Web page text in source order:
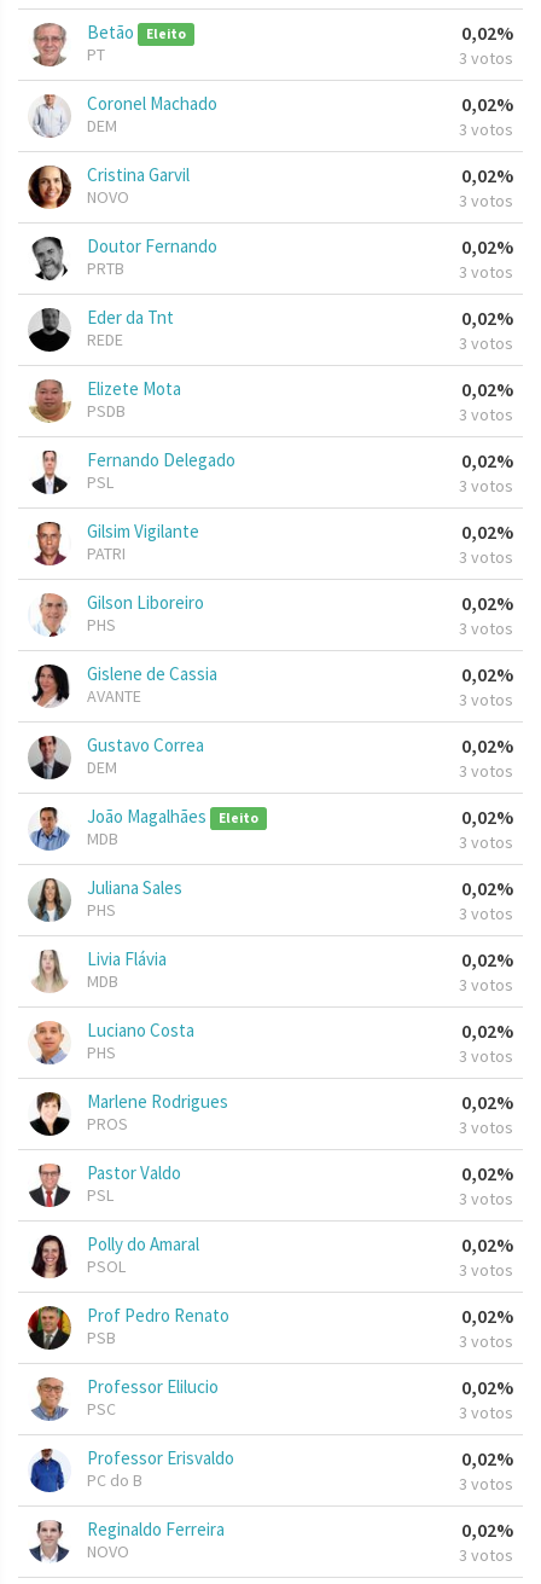
Betão Eleito
PT
0,02%
3 votos
Coronel Machado
DEM
0,02%
3 votos
Cristina Garvil
NOVO
0,02%
3 votos
Doutor Fernando
PRTB
0,02%
3 votos
Eder da Tnt
REDE
0,02%
3 votos
Elizete Mota
PSDB
0,02%
3 votos
Fernando Delegado
PSL
0,02%
3 votos
Gilsim Vigilante
PATRI
0,02%
3 votos
Gilson Liboreiro
PHS
0,02%
3 votos
Gislene de Cassia
AVANTE
0,02%
3 votos
Gustavo Correa
DEM
0,02%
3 votos
João Magalhães Eleito
MDB
0,02%
3 votos
Juliana Sales
PHS
0,02%
3 votos
Livia Flávia
MDB
0,02%
3 votos
Luciano Costa
PHS
0,02%
3 votos
Marlene Rodrigues
PROS
0,02%
3 votos
Pastor Valdo
PSL
0,02%
3 votos
Polly do Amaral
PSOL
0,02%
3 votos
Prof Pedro Renato
PSB
0,02%
3 votos
Professor Elilucio
PSC
0,02%
3 votos
Professor Erisvaldo
PC do B
0,02%
3 votos
Reginaldo Ferreira
NOVO
0,02%
3 votos